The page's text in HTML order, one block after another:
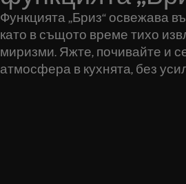
Функцията „Бриз“ освежава
като в същото време тихо
миризми. Яжте, почивайте и
атмосфера в кухнята, без